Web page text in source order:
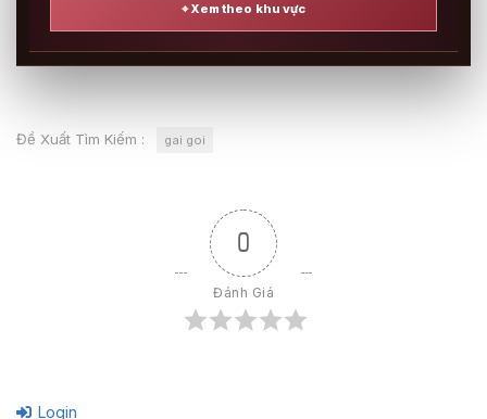
⌖ Xem theo khu vực
Đề Xuất Tìm Kiếm : gai goi
0
Đánh Giá
Login